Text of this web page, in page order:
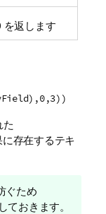
を返します
た
存在するテキ
ぐため
ておきます。